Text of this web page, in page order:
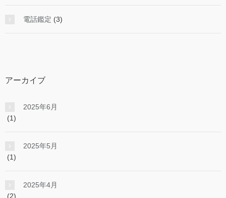
電話鑑定 (3)
アーカイブ
2025年6月
(1)
2025年5月
(1)
2025年4月
(2)